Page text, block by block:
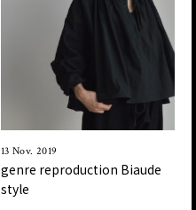
13 Nov. 2019
genre reproduction Biaude
style